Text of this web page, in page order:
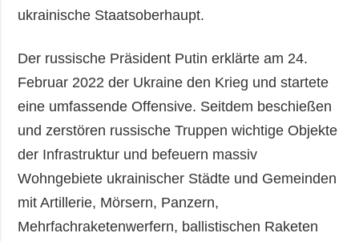
ukrainische Staatsoberhaupt.
Der russische Präsident Putin erklärte am 24.
Februar 2022 der Ukraine den Krieg und startete
eine umfassende Offensive. Seitdem beschießen
und zerstören russische Truppen wichtige Objekte
der Infrastruktur und befeuern massiv
Wohngebiete ukrainischer Städte und Gemeinden
mit Artillerie, Mörsern, Panzern,
Mehrfachraketenwerfern, ballistischen Raketen